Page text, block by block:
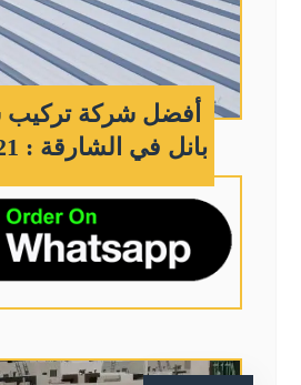
أفضل شركة
بانل في الشارقة : 0542740721